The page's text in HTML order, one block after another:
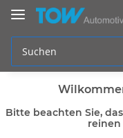
Bitte beachten Sie,
reinen